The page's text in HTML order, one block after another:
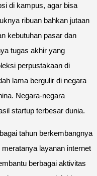
di kampus, agar bisa
ribuan bahkan jutaan
kebutuhan pasar dan
tugas akhir yang
perpustakaan di
lama bergulir di negara
Negara-negara
startup terbesar dunia.
tahun berkembangnya
layanan internet
berbagai aktivitas